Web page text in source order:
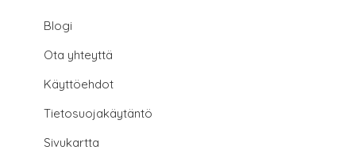
Blogi
Ota yhteyttä
Käyttöehdot
Tietosuojakäytäntö
Sivukartta